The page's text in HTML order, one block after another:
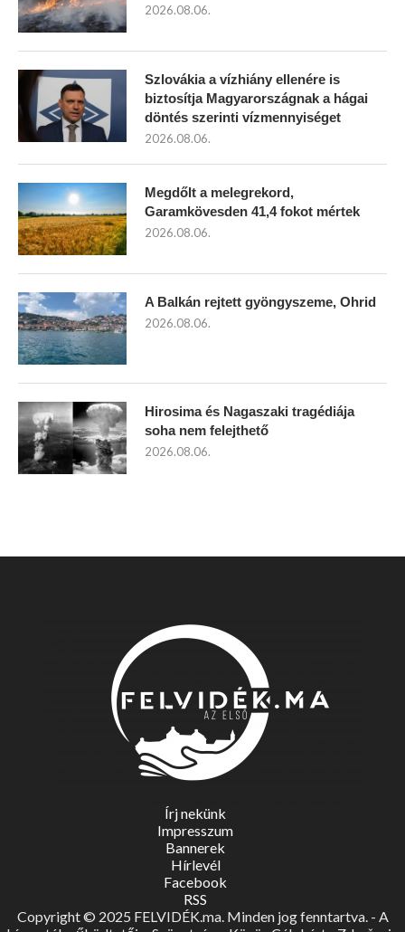
2026.08.06.
Szlovákia a vízhiány ellenére is
biztosítja Magyarországnak a hágai
döntés szerinti vízmennyiséget
2026.08.06.
Megdőlt a melegrekord,
Garamkövesden 41,4 fokot mértek
2026.08.06.
A Balkán rejtett gyöngyszeme, Ohrid
2026.08.06.
Hirosima és Nagaszaki tragédiája
soha nem felejthető
2026.08.06.
Írj nekünk
Impresszum
Bannerek
Hírlevél
Facebook
RSS
Copyright © 2025 FELVIDÉK.ma. Minden jog fenntartva. - A